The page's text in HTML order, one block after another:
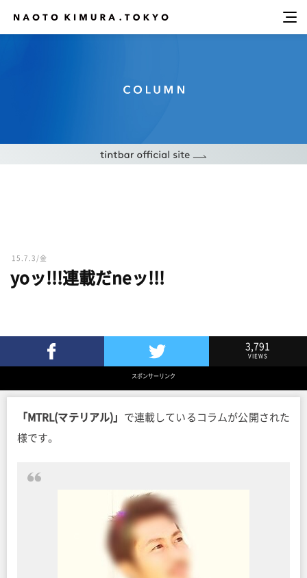
15.7.3/金
yoッ!!!連載だneッ!!!
Twitterでツイート
3,791
VIEWS
スポンサーリンク
「MTRL(マテリアル)」 で連載しているコラムが公開された
様です。